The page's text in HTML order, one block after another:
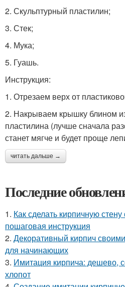
2. Скульптурный пластилин;
3. Стек;
4. Мука;
5. Гуашь.
Инструкция:
1. Отрезаем верх от
2. Накрываем крышку блином
пластилина (лучше сначала
станет мягче и будет проще
читать дальше →
Последние
1. Как сделать кирпичную
пошаговая инструкция
2. Декоративный кирпич
для начинающих
3. Имитация кирпича: дешево,
хлопот